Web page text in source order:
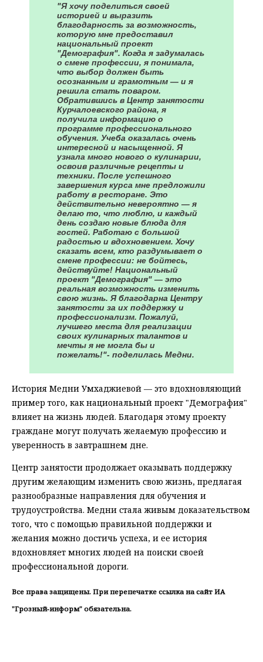
"Я хочу поделиться своей
историей и выразить
благодарность за возможность,
которую мне предоставил
национальный проект
"Демография". Когда я задумалась
о смене профессии, я понимала,
что выбор должен быть
осознанным и грамотным — и я
решила стать поваром.
Обратившись в Центр занятости
Курчалоевского района, я
получила информацию о
программе профессионального
обучения. Учеба оказалась очень
интересной и насыщенной. Я
узнала много нового о кулинарии,
освоив различные рецепты и
техники. После успешного
завершения курса мне предложили
работу в ресторане. Это
действительно невероятно — я
делаю то, что люблю, и каждый
день создаю новые блюда для
гостей. Работаю с большой
радостью и вдохновением. Хочу
сказать всем, кто раздумывает о
смене профессии: не бойтесь,
действуйте! Национальный
проект "Демография" — это
реальная возможность изменить
свою жизнь. Я благодарна Центру
занятости за их поддержку и
профессионализм. Пожалуй,
лучшего места для реализации
своих кулинарных талантов и
мечты я не могла бы и
пожелать!"- поделилась Медни.
История Медни Умхаджиевой — это вдохновляющий
пример того, как национальный проект "Демография"
влияет на жизнь людей. Благодаря этому проекту
граждане могут получать желаемую профессию и
уверенность в завтрашнем дне.
Центр занятости продолжает оказывать поддержку
другим желающим изменить свою жизнь, предлагая
разнообразные направления для обучения и
трудоустройства. Медни стала живым доказательством
того, что с помощью правильной поддержки и
желания можно достичь успеха, и ее история
вдохновляет многих людей на поиски своей
профессиональной дороги.
Все права защищены. При перепечатке ссылка на сайт ИА
"Грозный-информ" обязательна.